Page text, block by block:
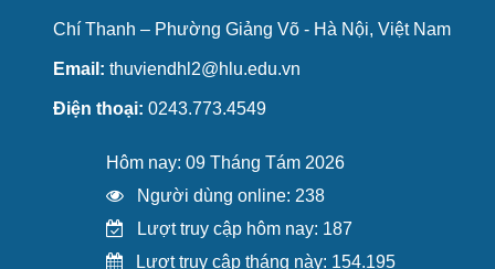
Chí Thanh – Phường Giảng Võ - Hà Nội, Việt Nam
Email: thuviendhl2@hlu.edu.vn
Điện thoại: 0243.773.4549
Hôm nay: 09 Tháng Tám 2026
Người dùng online: 238
Lượt truy cập hôm nay: 187
Lượt truy cập tháng này: 154.195